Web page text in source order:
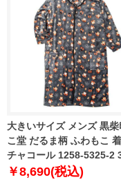
大きいサイズ メンズ 黒
こ堂 だるま柄 ふわもこ
チャコール 1258-5325-2
7L
￥8,690(税込)